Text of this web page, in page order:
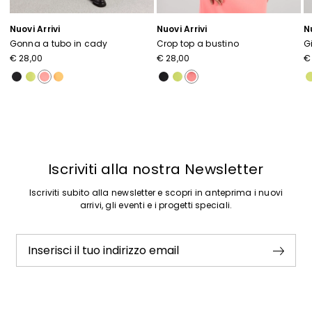
Nuovi Arrivi
Gonna a tubo in cady
€ 28,00
Nuovi Arrivi
Crop top a bustino
€ 28,00
€
Iscriviti alla nostra Newsletter
Iscriviti subito alla newsletter e scopri in anteprima i nuovi
arrivi, gli eventi e i progetti speciali.
Inserisci il tuo indirizzo email